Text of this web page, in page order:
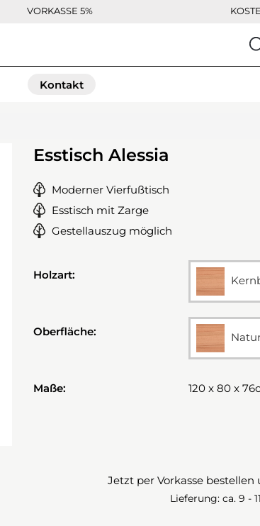
VORKASSE 5%
Kontakt
Esstisch Alessia
Moderner Vierfußtisch
Esstisch mit Zarge
Gestellauszug möglich
Holzart:
Oberfläche:
Maße: 120 x 80 x
Jetzt per Vorkasse bestellen
Lieferung: ca. 9 -